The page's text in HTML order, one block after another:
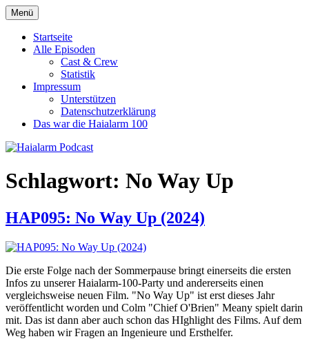
Zum
Inhalt
springen
Haialarm Podcast
Benni und Jörn sprechen über Haifilme
Menü
Startseite
Alle Episoden
Cast & Crew
Statistik
Impressum
Unterstützen
Datenschutzerklärung
Das war die Haialarm 100
Schlagwort: No Way Up
HAP095: No Way Up (2024)
Die erste Folge nach der Sommerpause bringt einerseits die ersten
Infos zu unserer Haialarm-100-Party und andererseits einen
vergleichsweise neuen Film. "No Way Up" ist erst dieses Jahr
veröffentlicht worden und Colm "Chief O'Brien" Meany spielt darin
mit. Das ist dann aber auch schon das HIghlight des Films. Auf dem
Weg haben wir Fragen an Ingenieure und Ersthelfer.